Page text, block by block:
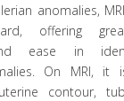
anomalies,
offering
ease in
On MRI, it
contour,